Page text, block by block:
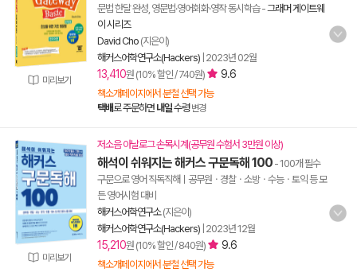
미리보기
문법 한달 완성, 영문법·영어회화·영작 동시학습-그래머 게이트웨
이 시리즈
David Cho (지은이)
해커스어학연구소(Hackers) 2023년 02월
13,410원 (10% 할인 / 740원) 9.6
책소개페이지에서 분철 선택 가능
택배로 주문하면 내일수령 변경
미리보기
저소음 아날로그 손목시계(공무원 수험서 3만원 이상)
해석이 쉬워지는 해커스 구문독해 100 - 100개 필수
구문으로 영어 직독직해ㅣ공무원ㆍ경찰ㆍ소방ㆍ수능ㆍ토익 등 모
든 영어시험 대비
해커스어학연구소(지은이)
해커스어학연구소(Hackers) 2023년 12월
15,210원 (10% 할인 / 840원) 9.6
책소개페이지에서 분철 선택 가능